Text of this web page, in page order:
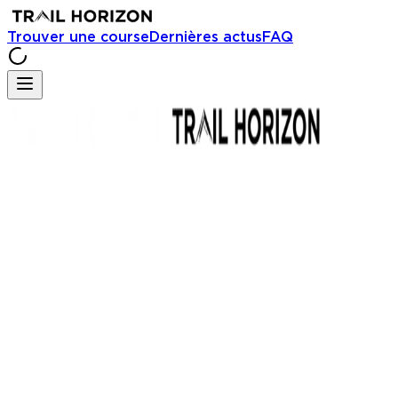
Trouver une courseDernières actusFAQ